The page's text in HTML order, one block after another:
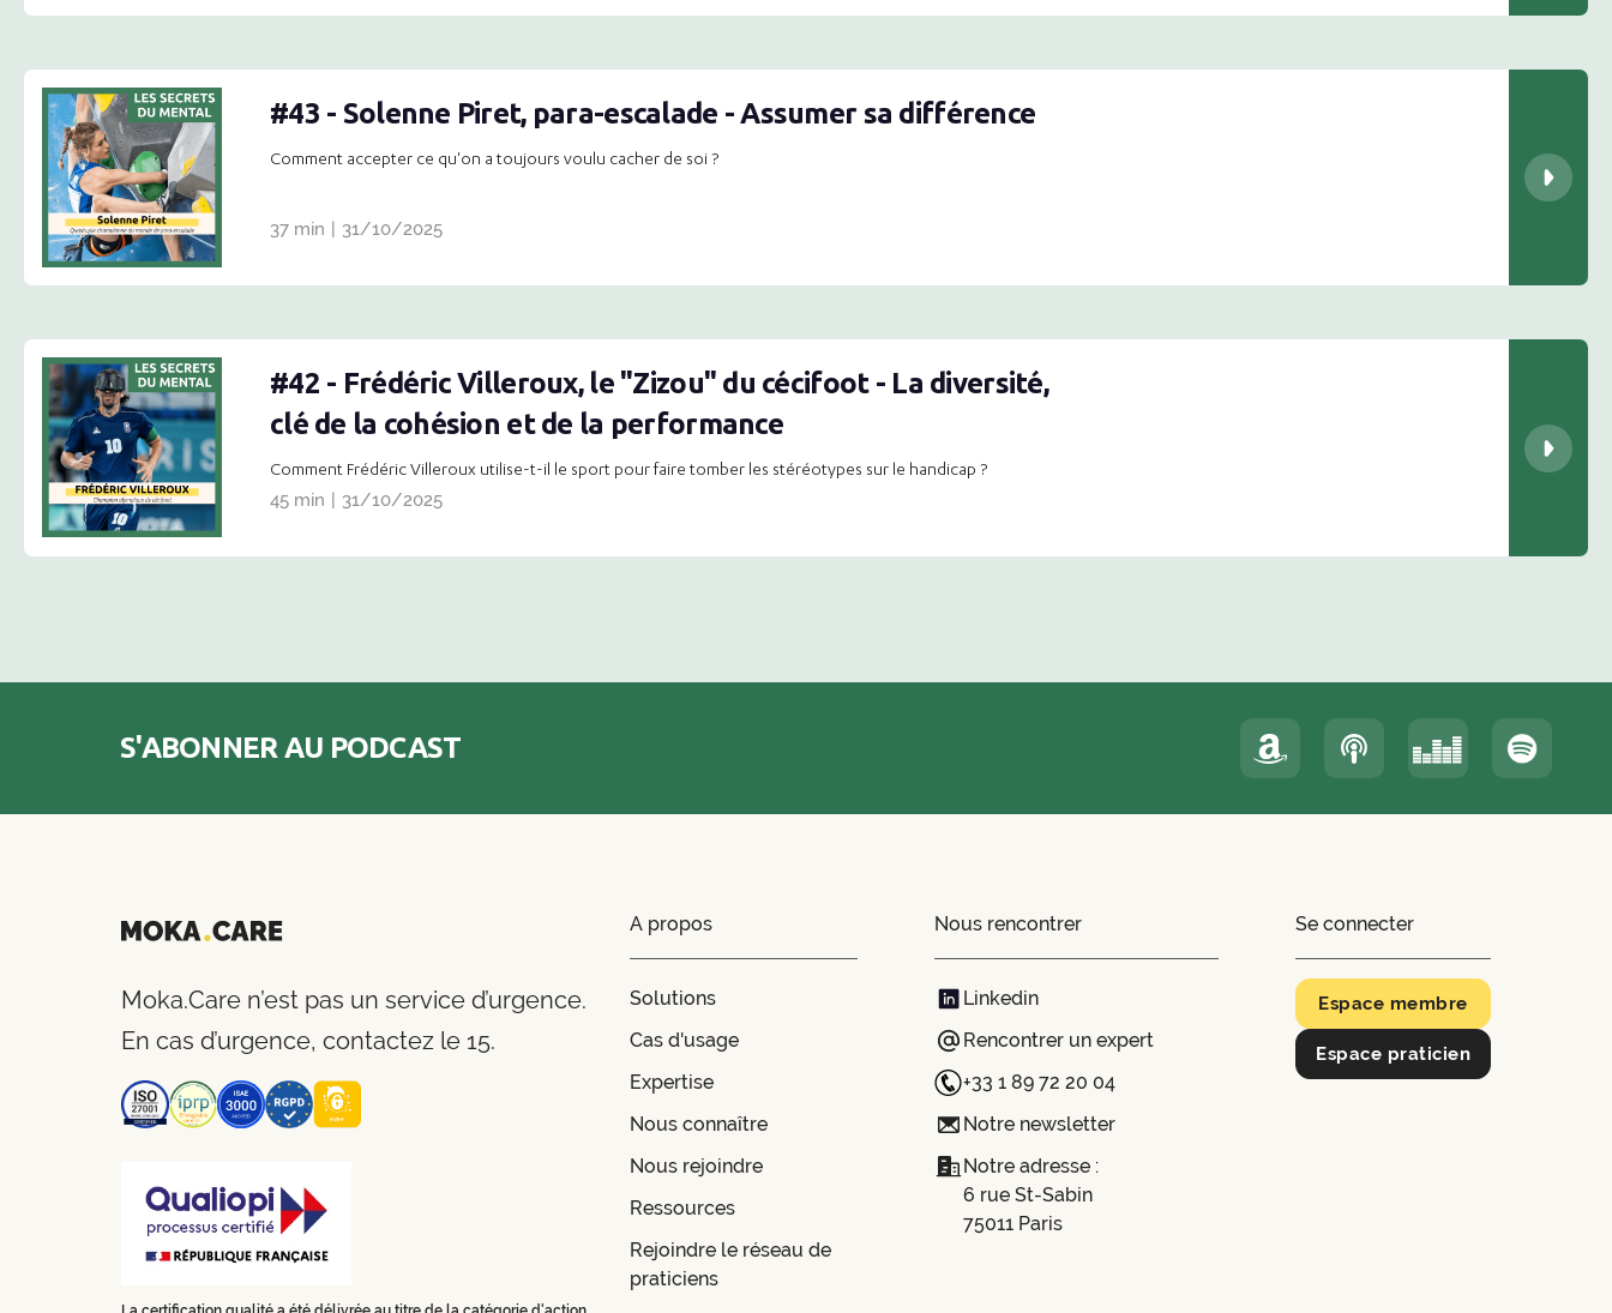
#43 - Solenne Piret, para-escalade - Assumer sa différence
Comment accepter ce qu'on a toujours voulu cacher de soi ?
37 min | 31/10/2025
#42 - Frédéric Villeroux, le "Zizou" du cécifoot - La diversité,
clé de la cohésion et de la performance
Comment Frédéric Villeroux utilise-t-il le sport pour faire tomber les stéréotypes sur le handicap ?
45 min | 31/10/2025
S'ABONNER AU PODCAST
Moka.Care n’est pas un service d’urgence.
En cas d’urgence, contactez le 15.
A propos
Solutions
Cas d'usage
Expertise
Nous connaître
Nous rejoindre
Ressources
Rejoindre le réseau de
praticiens
Nous rencontrer
Linkedin
Rencontrer un expert
+33 1 89 72 20 04
Notre newsletter
Notre adresse :
6 rue St-Sabin
75011 Paris
Se connecter
Espace membre
Espace praticien